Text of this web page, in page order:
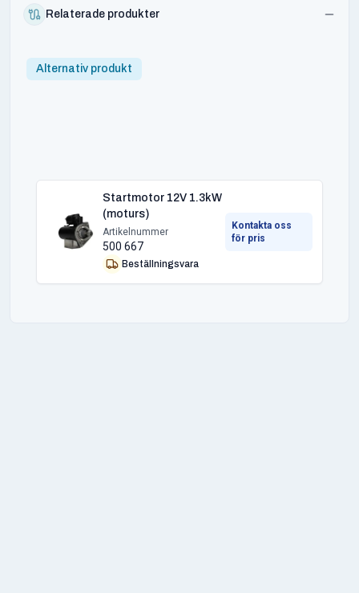
Relaterade produkter
Alternativ produkt
Startmotor 12V 1.3kW
(moturs)
Artikelnummer
500 667
Beställningsvara
Kontakta oss
för pris